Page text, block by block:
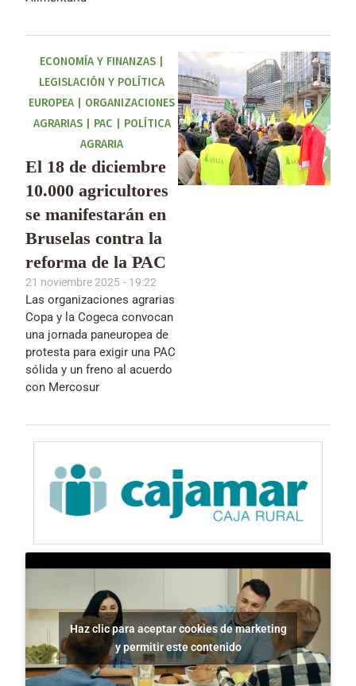
ECONOMÍA Y FINANZAS
LEGISLACIÓN Y POLÍTICA
EUROPEA
ORGANIZACIONES
AGRARIAS| PAC
POLÍTICA
AGRARIA
El 18 de diciembre
10.000 agricultores
se manifestarán en
Bruselas contra la
reforma de la PAC
21 noviembre 2025 - 19:22
Las organizaciones agrarias
Copa y la Cogeca convocan
una jornada paneuropea de
protesta para exigir una PAC
sólida y un freno al acuerdo
con Mercosur
Haz clic para aceptar cookies de marketing
y permitir este contenido